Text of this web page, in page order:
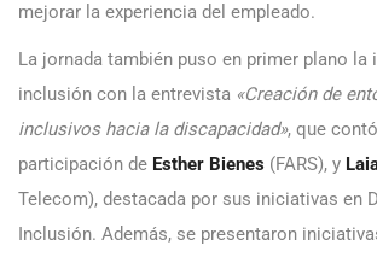
mejorar la experiencia del empleado.
La jornada también puso en primer plano la
inclusión con la entrevista «Creación de
inclusivos hacia la discapacidad», que
participación de Esther Bienes (FARS), y
Telecom), destacada por sus iniciativas en
Inclusión. Además, se presentaron